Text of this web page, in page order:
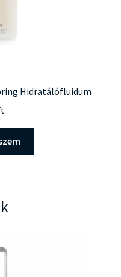
Hidratálófluidum